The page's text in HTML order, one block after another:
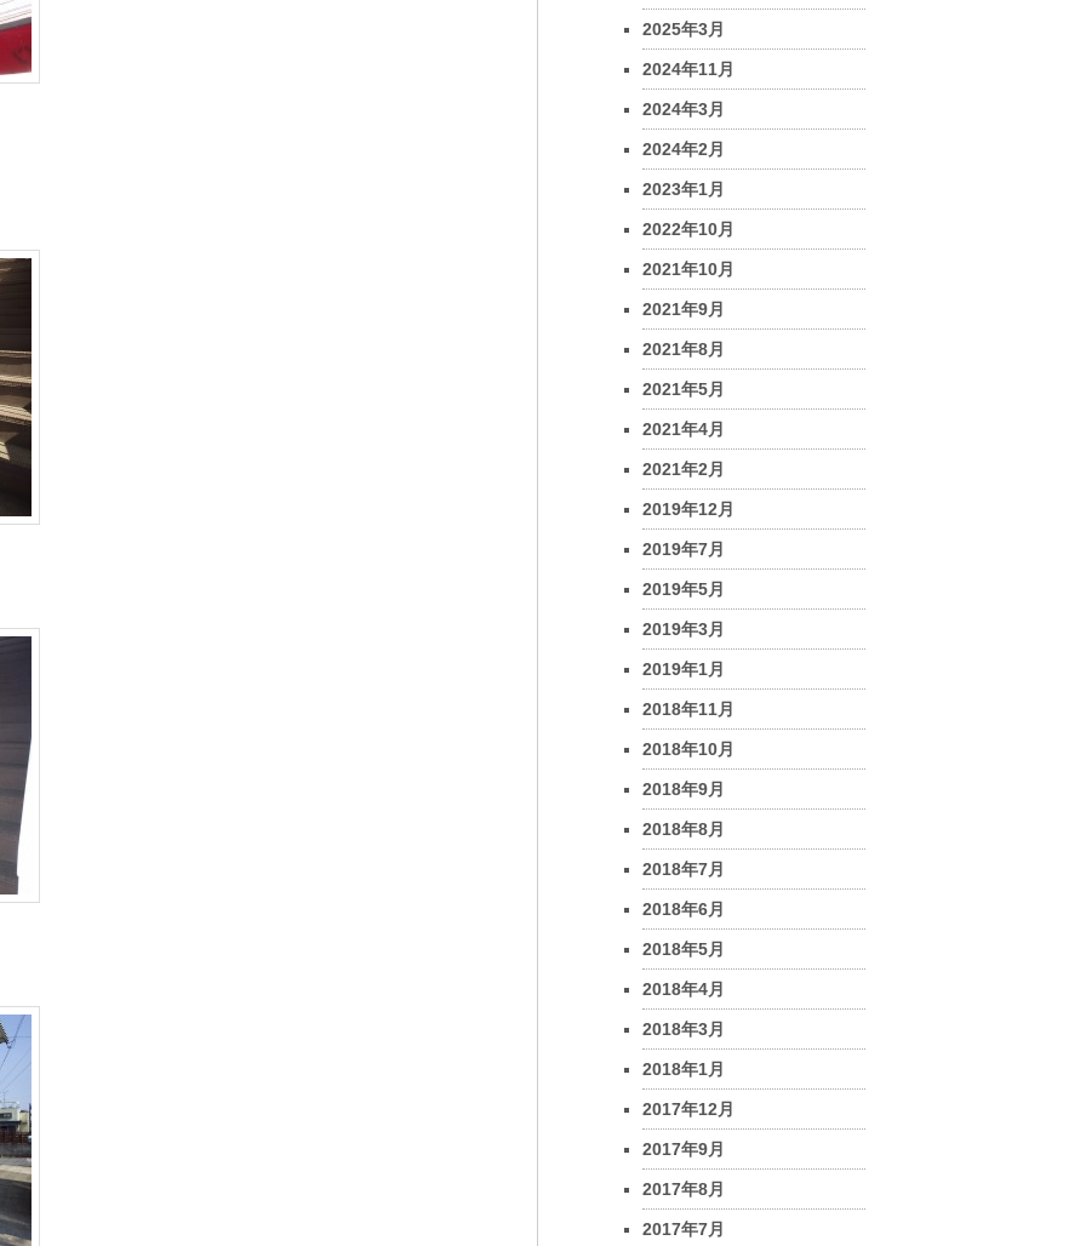
2025年3月
2024年11月
2024年3月
2024年2月
2023年1月
2022年10月
2021年10月
2021年9月
2021年8月
2021年5月
2021年4月
2021年2月
2019年12月
2019年7月
2019年5月
2019年3月
2019年1月
2018年11月
2018年10月
2018年9月
2018年8月
2018年7月
2018年6月
2018年5月
2018年4月
2018年3月
2018年1月
2017年12月
2017年9月
2017年8月
2017年7月